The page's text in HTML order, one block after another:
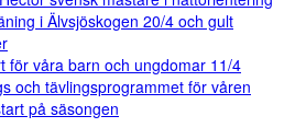
i Älvsjöskogen 20/4 och gult
för våra barn och ungdomar 11/4
och tävlingsprogrammet för våren
på säsongen